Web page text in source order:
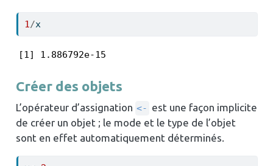
1 /x
[1] 1.886792e-15
Créer des objets
L’opérateur d’assignation <- est une façon implicite
de créer un objet ; le mode et le type de l’objet
sont en effet automatiquement déterminés.